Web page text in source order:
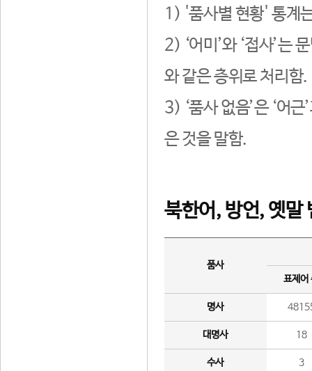
1) '품사별 현황' 통계
2) ‘어미’와 ‘접사’는
와 같은 층위로 처리함.
3) ‘품사 없음’은 ‘어
은 것을 말함.
북한어, 방언, 옛말
품사
표제어
명사
대명사 18
수사 3